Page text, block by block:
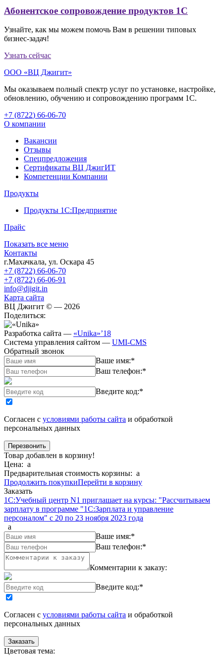
Абонентское сопровождение продуктов 1C
Узнайте, как мы можем помочь Вам в решении типовых
бизнес-задач!
Узнать сейчас
ООО «ВЦ Джигит»
Мы оказываем полный спектр услуг по установке, настройке,
обновлению, обучению и сопровождению программ 1С.
+7 (8722) 66-06-70
О компании
Вакансии
Отзывы
Спецпредложения
Сертификаты ВЦ ДжигИТ
Компетенции Компании
Продукты
Продукты 1С:Предприятие
Прайс
Показать все меню
Контакты
г.Махачкала, ул. Оскара 45
+7 (8722) 66-06-70
+7 (8722) 66-06-91
info@djigit.in
Карта сайта
ВЦ Джигит © — 2026
Поделиться:
Разработка сайта — «Unika»’18
Система управления сайтом — UMI-CMS
Обратный звонок
Ваше имя:*
Ваш телефон:*
Введите код:*
Согласен с условиями работы сайта и обработкой
персональных данных
Товар добавлен в корзину!
Цена: a
Предварительная стоимость корзины: a
Продолжить покупкиПерейти в корзину
Заказать
1С:Учебный центр N1 приглашает на курсы: "Рассчитываем
зарплату в программе "1С:Зарплата и управление
персоналом" с 20 по 23 ноября 2023 года
a
Ваше имя:*
Ваш телефон:*
Комментарии к заказу:
Введите код:*
Согласен с условиями работы сайта и обработкой
персональных данных
Цветовая тема: